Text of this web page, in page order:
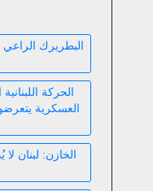
البطريرك
الحركة
العسكرية
الخازن: لبنان